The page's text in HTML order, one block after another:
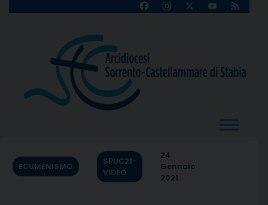
FacebookInstagram
X
YouTube
Feed
ECUMENISMO
SPUC21-
VIDEO
24
Gennaio
2021